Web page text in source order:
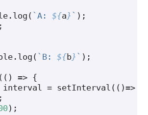
. log ( `A: ${a} ` );
;
. log ( `B: ${b} ` );
(() => {
interval = setInterval (()=>
;
);